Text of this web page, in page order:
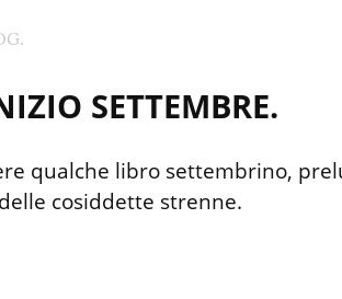
SETTEMBRE.
qualche libro settembrino,
cosiddette strenne.